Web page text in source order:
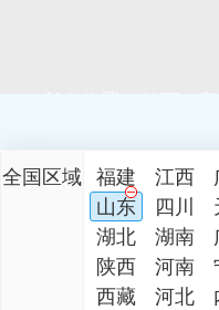
全国区域 福建 江西
山东
四川
湖北
湖南
陕西
河南
西藏
河北